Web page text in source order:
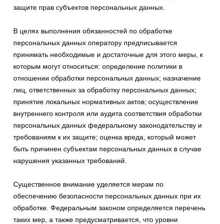
защите прав субъектов персональных данных.
В целях выполнения обязанностей по обработке
персональных данных оператору предписывается
принимать необходимые и достаточные для этого меры, к
которым могут относиться: определение политики в
отношении обработки персональных данных; назначение
лиц, ответственных за обработку персональных данных;
принятие локальных нормативных актов; осуществление
внутреннего контроля или аудита соответствия обработки
персональных данных федеральному законодательству и
требованиям к их защите; оценка вреда, который может
быть причинен субъектам персональных данных в случае
нарушения указанных требований.
Существенное внимание уделяется мерам по
обеспечению безопасности персональных данных при их
обработке. Федеральным законом определяется перечень
таких мер, а также предусматривается, что уровни